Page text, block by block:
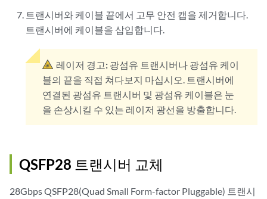
트랜시버와 케이블 끝에서 고무 안전 캡을 제거합니다.
트랜시버에 케이블을 삽입합니다.
레이저 경고: 광섬유 트랜시버나 광섬유 케이
블의 끝을 직접 쳐다보지 마십시오. 트랜시버에
연결된 광섬유 트랜시버 및 광섬유 케이블은 눈
을 손상시킬 수 있는 레이저 광선을 방출합니다.
QSFP28 트랜시버 교체
28Gbps QSFP28(Quad Small Form-factor Pluggable) 트랜시